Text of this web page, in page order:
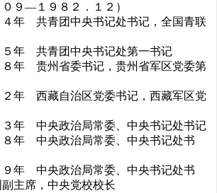
９—１９８２．１２）
年 共青团中央书记处书记，全国青联
年 共青团中央书记处第一书记
年 贵州省委书记，贵州省军区党委第
年 西藏自治区党委书记，西藏军区党
年 中央政治局常委、中央书记处书记
年 中央政治局常委、中央书记处书
年 中央政治局常委、中央书记处书
主席，中央党校校长